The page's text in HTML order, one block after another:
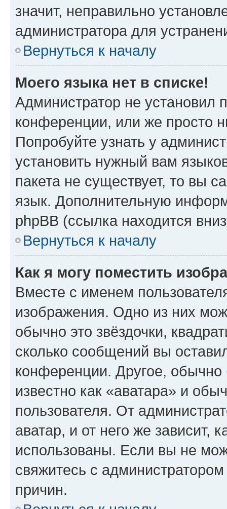
значит, неправильно
администратора для
Вернуться к началу
Моего языка нет в списке!
Администратор не установил
конференции, или же просто
Попробуйте узнать у
установить нужный вам
пакета не существует, то вы
язык. Дополнительную
phpBB (ссылка находится
Вернуться к началу
Как я могу поместить
Вместе с именем
изображения. Одно из них
обычно это звёздочки,
сколько сообщений вы
конференции. Другое,
известно как «аватара» и
пользователя. От
аватар, и от него же зависит,
использованы. Если вы не
свяжитесь с
причин.